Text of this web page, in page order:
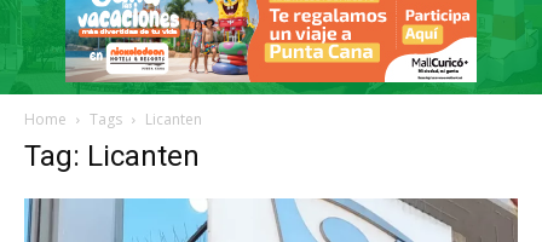
Home Tags Licanten
Tag: Licanten